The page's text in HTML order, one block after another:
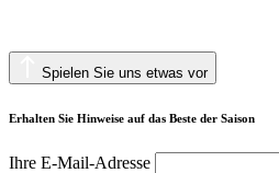
Spielen Sie uns etwas vor
Erhalten Sie Hinweise auf das Beste der Saison
Ihre E-Mail-Adresse